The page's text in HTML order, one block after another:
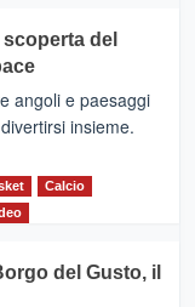
del
angoli e paesaggi
insieme.
Calcio
del Gusto, il